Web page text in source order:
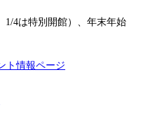
1/4は特別開館）、年末年始
ト情報ページ